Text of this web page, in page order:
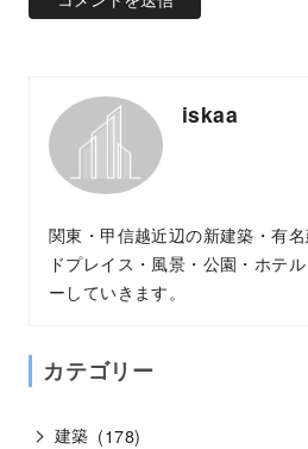
iskaa
関東・甲信越近辺の新建築・有
ドプレイス・風景・公園・ホテ
ーしていきます。
カテゴリー
建築 (178)